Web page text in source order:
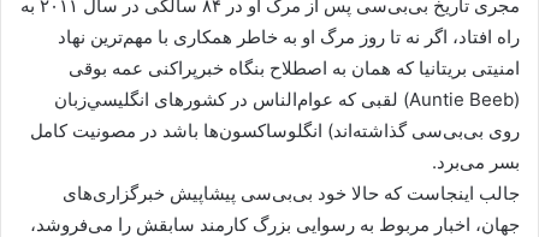
مجری تاریخ بی‌بی‌سی پس از مرگ او در ۸۴ سالگی در سال ۲۰۱۱ به
راه افتاد، اگر نه تا روز مرگ او به خاطر همکاری با مهم‌ترین نهاد
امنیتی بریتانیا که همان به اصطلاح بنگاه خبرپراکنی عمه بوقی
(Auntie Beeb) لقبی که عوام‌الناس در کشورهای انگلیسي‌زبان
روی بی‌بی‌سی گذاشته‌‌اند) انگلوساکسون‌ها باشد در مصونیت کامل
بسر می‌برد.
جالب اینجاست که حالا خود بی‌بی‌سی پیشاپیش خبرگزاری‌های
جهان، اخبار مربوط به رسوایی بزرگ کارمند سابقش را می‌فروشد،